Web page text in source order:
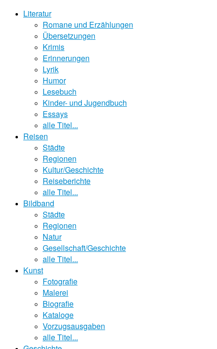
Literatur
Romane und Erzählungen
Übersetzungen
Krimis
Erinnerungen
Lyrik
Humor
Lesebuch
Kinder- und Jugendbuch
Essays
alle Titel...
Reisen
Städte
Regionen
Kultur/Geschichte
Reiseberichte
alle Titel...
Bildband
Städte
Regionen
Natur
Gesellschaft/Geschichte
alle Titel...
Kunst
Fotografie
Malerei
Biografie
Kataloge
Vorzugsausgaben
alle Titel...